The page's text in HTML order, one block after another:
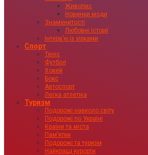
Живопис
Новинки моди
Знаменитості
Любовні історії
Інтервʼю із зірками
Спорт
Теніс
Футбол
Хокей
Бокс
Автоспорт
Легка атлетіка
Туризм
Подорожі навколо світу
Подорожі по Україні
Країни та міста
Пам’ятки
Подорожі та туризм
Найкращі курорти